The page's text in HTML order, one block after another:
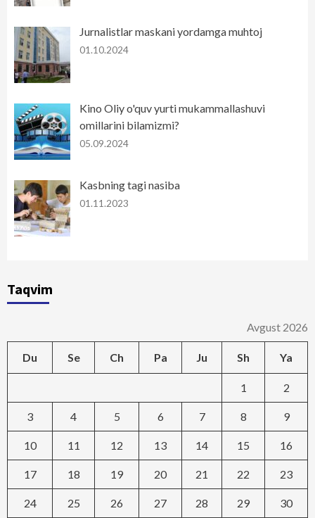
Jurnalistlar maskani yordamga muhtoj
01.10.2024
Kino Oliy o'quv yurti mukammallashuvi
omillarini bilamizmi?
05.09.2024
Kasbning tagi nasiba
01.11.2023
Taqvim
Avgust 2026
Du Se Ch Pa Ju Sh Ya
1 2
3 4 5 6 7 8 9
10 11 12 13 14 15 16
17 18 19 20 21 22 23
24 25 26 27 28 29 30